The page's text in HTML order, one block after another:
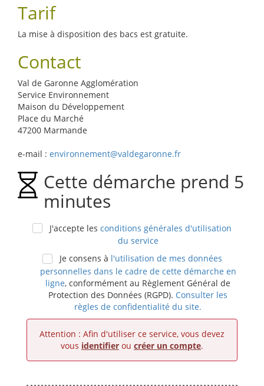
Tarif
La mise à disposition des bacs est gratuite.
Contact
Val de Garonne Agglomération
Service Environnement
Maison du Développement
Place du Marché
47200 Marmande
e-mail : environnement@valdegaronne.fr
Cette démarche prend 5
minutes
J'accepte les conditions générales d'utilisation
du service
Je consens à l'utilisation de mes données
personnelles dans le cadre de cette démarche en
ligne, conformément au Règlement Général de
Protection des Données (RGPD). Consulter les
règles de confidentialité du site.
Attention : Afin d'utiliser ce service, vous devez
vous identifier ou créer un compte.